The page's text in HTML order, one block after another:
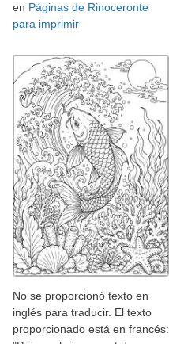
en Páginas de Rinoceronte
para imprimir
No se proporcionó texto en
inglés para traducir. El texto
proporcionado está en francés: